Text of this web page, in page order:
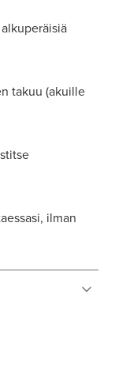
takuu (akuille
ilman